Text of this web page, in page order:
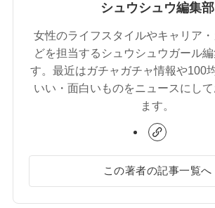
シュウシュウ編集部
女性のライフスタイルやキャリア
どを担当するシュウシュウガール
す。最近はガチャガチャ情報や100
いい・面白いものをニュースにし
ます。
この著者の記事一覧へ